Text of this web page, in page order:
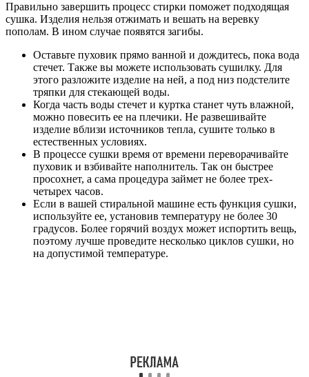
Правильно завершить процесс стирки поможет подходящая
сушка. Изделия нельзя отжимать и вешать на веревку
пополам. В ином случае появятся загибы.
Оставьте пуховик прямо ванной и дождитесь, пока вода
стечет. Также вы можете использовать сушилку. Для
этого разложите изделие на ней, а под низ подстелите
тряпки для стекающей воды.
Когда часть воды стечет и куртка станет чуть влажной,
можно повесить ее на плечики. Не развешивайте
изделие вблизи источников тепла, сушите только в
естественных условиях.
В процессе сушки время от времени переворачивайте
пуховик и взбивайте наполнитель. Так он быстрее
просохнет, а сама процедура займет не более трех-
четырех часов.
Если в вашей стиральной машине есть функция сушки,
используйте ее, установив температуру не более 30
градусов. Более горячий воздух может испортить вещь,
поэтому лучше проведите несколько циклов сушки, но
на допустимой температуре.